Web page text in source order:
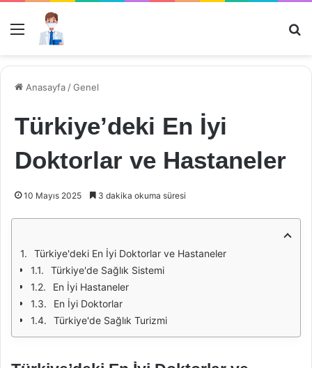
Menü
Anasayfa /Genel
Türkiye’deki En İyi
Doktorlar ve Hastaneler
10 Mayıs 2025 3 dakika okuma süresi
Türkiye'deki En İyi Doktorlar ve Hastaneler
Türkiye'de Sağlık Sistemi
En İyi Hastaneler
En İyi Doktorlar
Türkiye'de Sağlık Turizmi